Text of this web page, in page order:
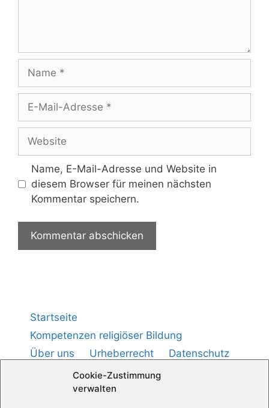
Cookie-Zustimmung
verwalten
Name, E-Mail-Adresse und Website in
diesem Browser für meinen nächsten
Kommentar speichern.
Startseite
Kompetenzen religiöser Bildung
Über uns
Urheberrecht
Datenschutz
Impressum
Cookie-Richtlinie (